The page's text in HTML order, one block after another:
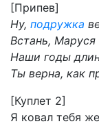
[Припев]
Hу, подружка
Встань, Маруся
Hаши годы
Ты верна, как
[Куплет 2]
Я ковал тебя